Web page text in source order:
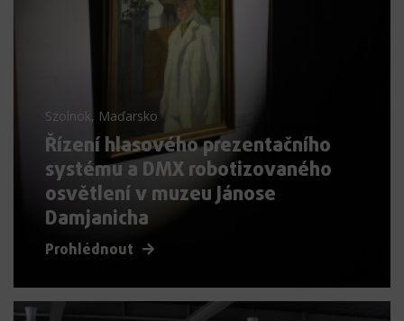
Szolnok, Maďarsko
Řízení hlasového prezentačního
systému a DMX robotizovaného
osvětlení v muzeu Jánose
Damjanicha
Prohlédnout